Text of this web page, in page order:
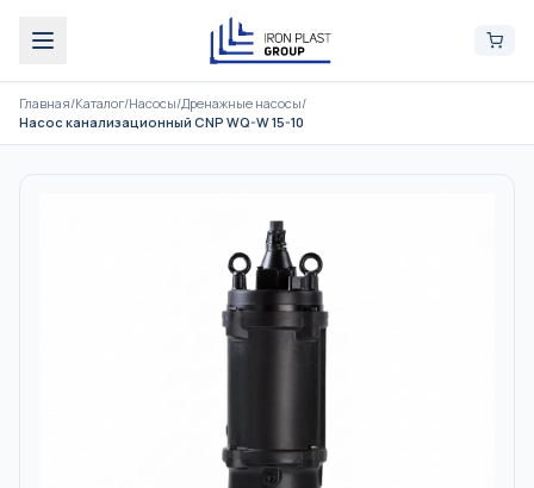
Главная/Каталог/Насосы/Дренажные насосы/
Насос канализационный CNP WQ-W 15-10